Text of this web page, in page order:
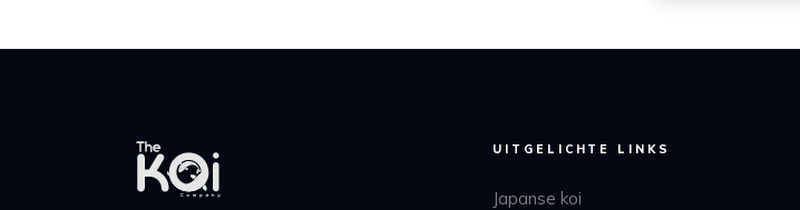
UITGELICHTE LINKS
Japanse koi